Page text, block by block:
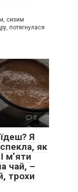
сизим
потягнулася
0
Я
як
м’яти
чай, –
трохи